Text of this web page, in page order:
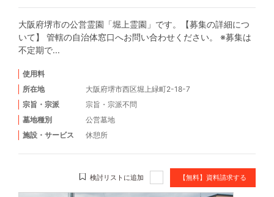
大阪府堺市の公営霊園「堀上霊園」です。【募集の詳細につ
いて】 管轄の自治体窓口へお問い合わせください。 ※募集は
不定期で...
使用料
所在地
大阪府堺市西区堀上緑町2-18-7
宗旨・宗派
宗旨・宗派不問
墓地種別
公営墓地
施設・サービス
休憩所
検討リストに追加 【無料】資料請求する